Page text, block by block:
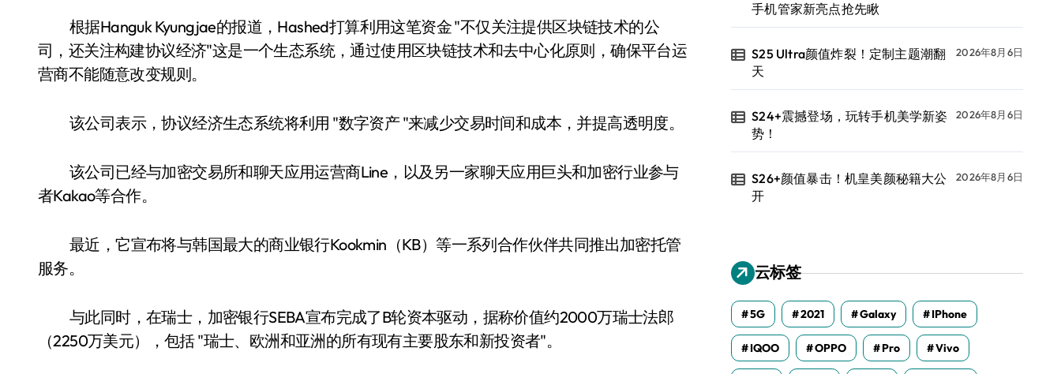
根据Hanguk Kyungjae的报道，Hashed打算利用这笔资金 "不仅关注提供区块链技术的公
司，还关注构建协议经济"这是一个生态系统，通过使用区块链技术和去中心化原则，确保平台运
营商不能随意改变规则。
该公司表示，协议经济生态系统将利用 "数字资产 "来减少交易时间和成本，并提高透明度。
该公司已经与加密交易所和聊天应用运营商Line，以及另一家聊天应用巨头和加密行业参与
者Kakao等合作。
最近，它宣布将与韩国最大的商业银行Kookmin（KB）等一系列合作伙伴共同推出加密托管
服务。
与此同时，在瑞士，加密银行SEBA宣布完成了B轮资本驱动，据称价值约2000万瑞士法郎
（2250万美元），包括 "瑞士、欧洲和亚洲的所有现有主要股东和新投资者"。
手机管家新亮点抢先瞅
S25 Ultra颜值炸裂！定制主题潮翻
天
2026年8月6日
S24+震撼登场，玩转手机美学新姿
势！
2026年8月6日
S26+颜值暴击！机皇美颜秘籍大公
开
2026年8月6日
云标签
5G 2021 Galaxy IPhone
IQOO OPPO Pro Vivo